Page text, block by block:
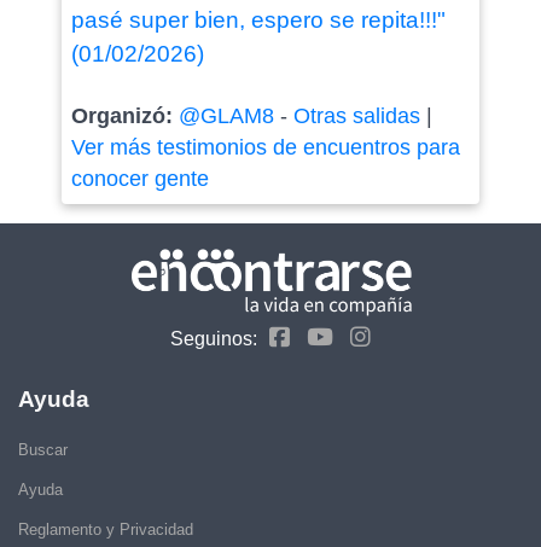
pasé super bien, espero se repita!!!"
(01/02/2026)
Organizó: @GLAM8- Otras salidas|
Ver más testimonios de encuentros para
conocer gente
Seguinos:
Ayuda
Buscar
Ayuda
Reglamento y Privacidad